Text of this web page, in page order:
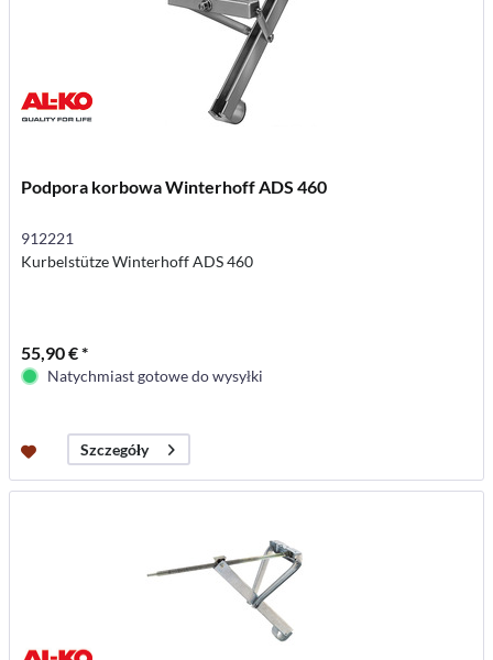
Podpora korbowa Winterhoff ADS 460
912221
Kurbelstütze Winterhoff ADS 460
55,90 € *
Natychmiast gotowe do wysyłki
Szczegóły